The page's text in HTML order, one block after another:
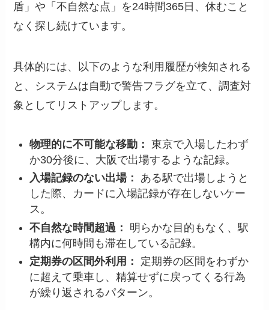
盾」や「不自然な点」を24時間365日、休むこと
なく探し続けています。
具体的には、以下のような利用履歴が検知される
と、システムは自動で警告フラグを立て、調査対
象としてリストアップします。
物理的に不可能な移動： 東京で入場したわず
か30分後に、大阪で出場するような記録。
入場記録のない出場：
ある駅で出場しようと
した際、カードに入場記録が存在しないケー
ス。
不自然な時間超過：
明らかな目的もなく、駅
構内に何時間も滞在している記録。
定期券の区間外利用：
定期券の区間をわずか
に超えて乗車し、精算せずに戻ってくる行為
が繰り返されるパターン。